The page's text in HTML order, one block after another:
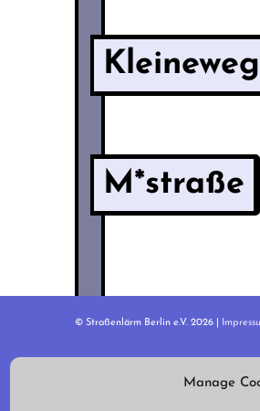
Manage
Kleineweg
M*straße
© Straßenlärm Berlin e.V. 2026 |